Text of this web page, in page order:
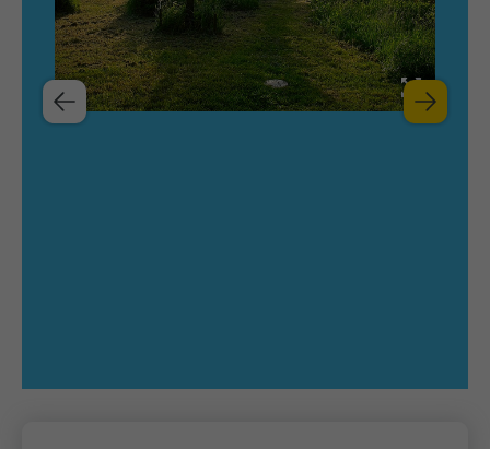
Name _ga
Anbieter Google Analytics
Laufzeit 1 Jahr